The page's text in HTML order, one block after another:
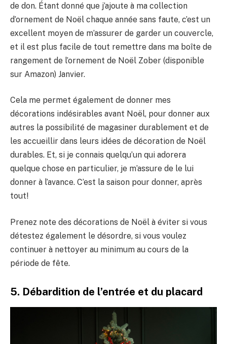
de don. Étant donné que j’ajoute à ma collection
d’ornement de Noël chaque année sans faute, c’est un
excellent moyen de m’assurer de garder un couvercle,
et il est plus facile de tout remettre dans ma boîte de
rangement de l’ornement de Noël Zober (disponible
sur Amazon) Janvier.
Cela me permet également de donner mes
décorations indésirables avant Noël, pour donner aux
autres la possibilité de magasiner durablement et de
les accueillir dans leurs idées de décoration de Noël
durables. Et, si je connais quelqu’un qui adorera
quelque chose en particulier, je m’assure de le lui
donner à l’avance. C’est la saison pour donner, après
tout!
Prenez note des décorations de Noël à éviter si vous
détestez également le désordre, si vous voulez
continuer à nettoyer au minimum au cours de la
période de fête.
5. Débardition de l’entrée et du placard